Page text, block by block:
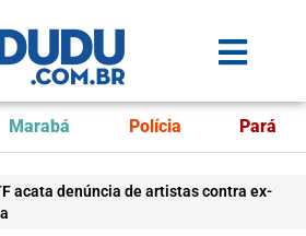
Marabá Polícia Pará
acata denúncia de artistas contra ex-